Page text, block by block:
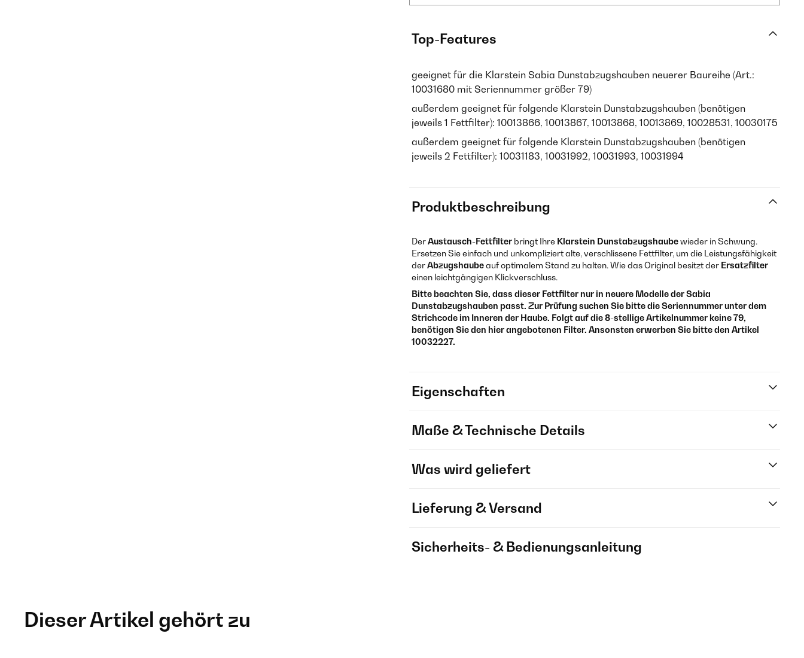
Top-Features
geeignet für die Klarstein Sabia Dunstabzugshauben neuerer Baureihe (Art.:
10031680 mit Seriennummer größer 79)
außerdem geeignet für folgende Klarstein Dunstabzugshauben (benötigen
jeweils 1 Fettfilter): 10013866, 10013867, 10013868, 10013869, 10028531, 10030175
außerdem geeignet für folgende Klarstein Dunstabzugshauben (benötigen
jeweils 2 Fettfilter): 10031183, 10031992, 10031993, 10031994
Produktbeschreibung
DerAustausch-Fettfilter bringt Ihre Klarstein Dunstabzugshaubewieder in Schwung.
Ersetzen Sie einfach und unkompliziert alte, verschlissene Fettfilter, um die Leistungsfähigkeit
derAbzugshaubeauf optimalem Stand zu halten. Wie das Original besitzt der Ersatzfilter
einen leichtgängigen Klickverschluss.
Bitte beachten Sie, dass dieser Fettfilter nur in neuere Modelle der Sabia
Dunstabzugshauben passt. Zur Prüfung suchen Sie bitte die Seriennummer unter dem
Strichcode im Inneren der Haube. Folgt auf die 8-stellige Artikelnummer keine 79,
benötigen Sie den hier angebotenen Filter. Ansonsten erwerben Sie bitte den Artikel
10032227.
Eigenschaften
Maße & Technische Details
Was wird geliefert
Lieferung & Versand
Sicherheits- & Bedienungsanleitung
Dieser Artikel gehört zu